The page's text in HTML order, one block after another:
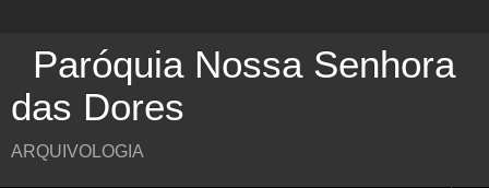
Paróquia Nossa Senhora
das Dores
ARQUIVOLOGIA